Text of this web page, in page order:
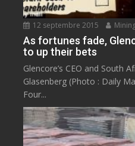
12 septembre 2015
As fortunes fade,
to up their bets
Glencore’s CEO and South
Glasenberg (Photo : Daily
Four...